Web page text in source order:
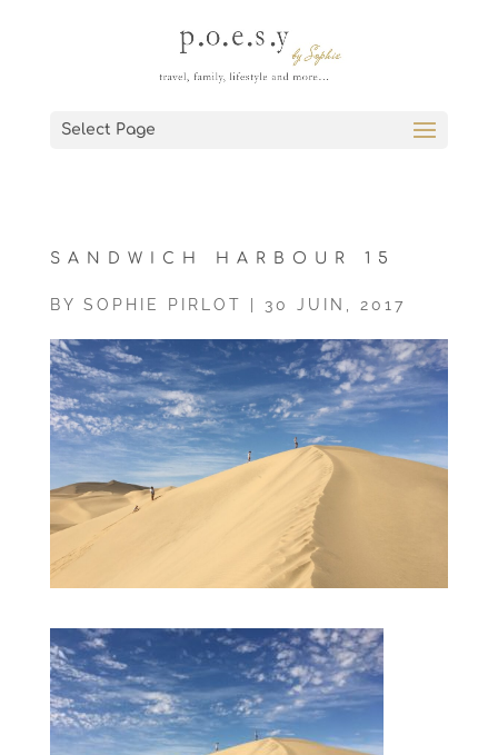
Select Page
SANDWICH HARBOUR 15
BY SOPHIE PIRLOT 30 JUIN, 2017